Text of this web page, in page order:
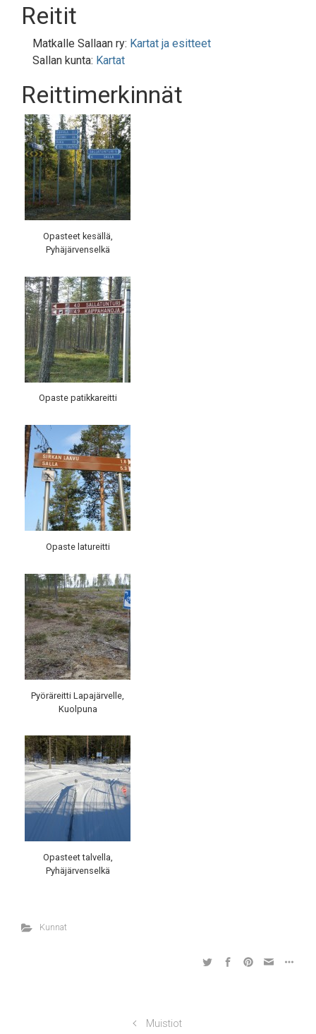
Reitit
Matkalle Sallaan ry: Kartat ja esitteet
Sallan kunta: Kartat
Reittimerkinnät
Opasteet kesällä,
Pyhäjärvenselkä
Opaste patikkareitti
Opaste latureitti
Pyöräreitti Lapajärvelle,
Kuolpuna
Opasteet talvella,
Pyhäjärvenselkä
Kunnat
Muistiot